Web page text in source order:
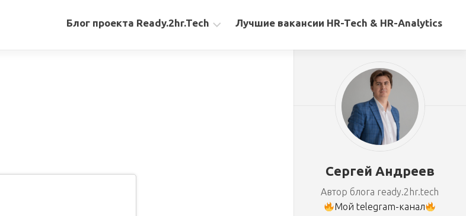
Блог проекта Ready.2hr.Tech Лучшие вакансии HR-Tech & HR-Analytics
Сергей Андреев
Автор блога ready.2hr.tech
Мой telegram-канал